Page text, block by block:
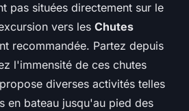
pas situées directement sur le
vers les Chutes
recommandée. Partez depuis
l'immensité de ces chutes
diverses activités telles
en bateau jusqu'au pied des